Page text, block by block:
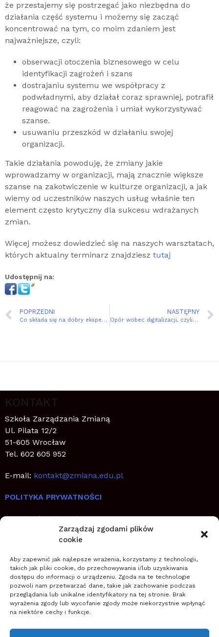
Zarządzaj zgodami plików
cookie
Aby zapewnić jak najlepsze wrażenia, korzystamy z technologii,
takich jak pliki cookie, do przechowywania i/lub uzyskiwania
dostępu do informacji o urządzeniu. Zgoda na te technologie
pozwoli nam przetwarzać dane, takie jak zachowanie podczas
przeglądania lub unikalne identyfikatory na tej stronie. Brak
wyrażenia zgody lub wycofanie zgody może niekorzystnie wpłynąć
na niektóre cechy i funkcje.
że przestajemy się postrzegać jako niezbędna do
działania część systemu i możemy się zacząć
koncentrować na tym, co moim zdaniem jest
najważniejsze, czyli:
obserwacji otoczenia biznesowego w celu
identyfikacji zagrożeń i szans
dostrajaniu systemu we współpracy z
podwładnymi, aby działał coraz sprawniej, potrafił
reagować na zagrożenia i umiał wykorzystywać
szanse.
usuwaniu przeszkód w działaniu swojej
organizacji.
Takie działania powoduję, że zmiany jakie
wprowadzamy w organizacji, mają znacznie większe
szanse na zakotwiczenie w kulturze organizacji, a jak
wiemy od uczestników naszych usług właśnie ten
element często krytyczny dla sukcesu wdrażanych
zmian.
Więcej możesz dowiedzieć się na naszych warsztatach,
których aktualny terminarz znajdziesz tutaj
Udostępnij na:
POPRZEDNI
Co składa się na dobry eksperyment biznesowy? 7 ważnych pytań
NASTĘPNY
Opór wobec digitalizacji, czyli samospełniająca się przepowiednia
KONTAKT
Szkoła Zarządzania Zmianą
Ul. Pilata 12/2
51-605 Wrocław
Tel. 602 605 952
E-mail: kontakt@zmiana.edu.pl
POLITYKA PRYWATNOŚCI
Regulamin sklepu internetowego
Jak planować, wdrażać i utrwalić zmianę
Zostań coachem transformacji
Zwiększ szanse na sukces zmiany